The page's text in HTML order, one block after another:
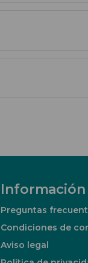
Información
Preguntas
Condiciones de
Aviso legal